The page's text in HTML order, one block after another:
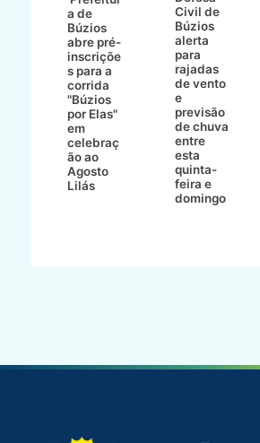
a de
Búzios
abre pré-
inscriçõe
s para a
corrida
"Búzios
por Elas"
em
celebraç
ão ao
Agosto
Lilás
Civil de
Búzios
alerta
para
rajadas
de vento
e
previsão
de chuva
entre
esta
quinta-
feira e
domingo